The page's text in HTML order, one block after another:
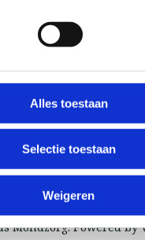
Alles toestaan
Selectie toestaan
Weigeren
Telefoonnummer
id: NL002355624B68
Mondzorg. Powered by